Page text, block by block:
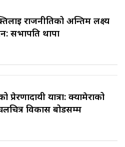
राजनीतिको अन्तिम लक्ष्य
सभापति थापा
प्रेरणादायी यात्रा: क्यामेराको
विकास बोर्डसम्म